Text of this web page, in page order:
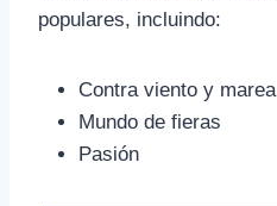
populares, incluindo:
Contra viento y marea
Mundo de fieras
Pasión